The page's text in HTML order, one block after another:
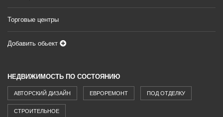
Торговые центры
Добавить обьект
НЕДВИЖИМОСТЬ ПО СОСТОЯНИЮ
АВТОРСКИЙ ДИЗАЙН ЕВРОРЕМОНТ ПОД ОТДЕЛКУ
СТРОИТЕЛЬНОЕ